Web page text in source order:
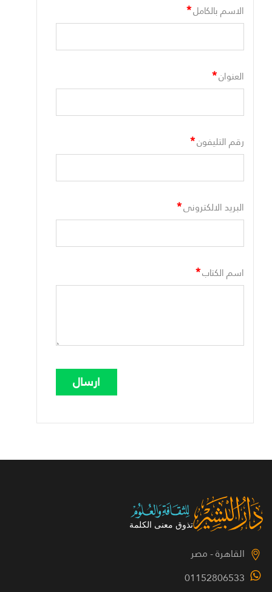
الاسم بالكامل*
العنوان*
رقم التليفون*
البريد الالكترونى*
اسم الكتاب*
القاهرة - مصر
01152806533